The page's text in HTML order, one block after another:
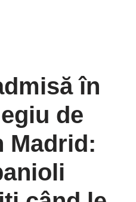
în
de
Madrid: